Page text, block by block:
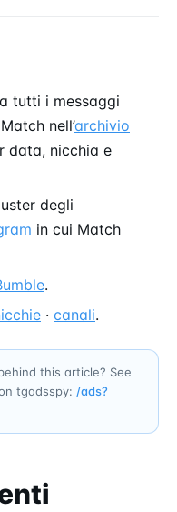
tutti i messaggi
nell’archivio
data, nicchia e
degli
in cui Match
.
· canali.
this article? See
tgadsspy: /ads?